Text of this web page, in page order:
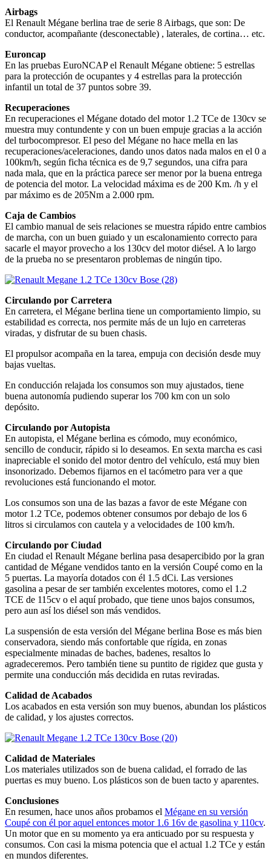
Airbags
El Renault Mégane berlina trae de serie 8 Airbags, que son: De
conductor, acompañante (desconectable) , laterales, de cortina… etc.
Euroncap
En las pruebas EuroNCAP el Renault Mégane obtiene: 5 estrellas
para la protección de ocupantes y 4 estrellas para la protección
infantil un total de 37 puntos sobre 39.
Recuperaciones
En recuperaciones el Mégane dotado del motor 1.2 TCe de 130cv se
muestra muy contundente y con un buen empuje gracias a la acción
del turbocompresor. El peso del Mégane no hace mella en las
recuperaciones/aceleraciones, dando unos datos nada malos en el 0 a
100km/h, según ficha técnica es de 9,7 segundos, una cifra para
nada mala, que en la práctica parece ser menor por la buena entrega
de potencia del motor. La velocidad máxima es de 200 Km. /h y el
par máximo es de 205Nm a 2.000 rpm.
Caja de Cambios
El cambio manual de seis relaciones se muestra rápido entre cambios
de marcha, con un buen guiado y un escalonamiento correcto para
sacarle el mayor provecho a los 130cv del motor diésel. A lo largo
de la prueba no se presentaron problemas de ningún tipo.
Circulando por Carretera
En carretera, el Mégane berlina tiene un comportamiento limpio, su
estabilidad es correcta, nos permite más de un lujo en carreteras
viradas, y disfrutar de su buen chasis.
El propulsor acompaña en la tarea, empuja con decisión desde muy
bajas vueltas.
En conducción relajada los consumos son muy ajustados, tiene
buena autonomía pudiendo superar los 700 km con un solo
depósito.
Circulando por Autopista
En autopista, el Mégane berlina es cómodo, muy económico,
sencillo de conducir, rápido si lo deseamos. En sexta marcha es casi
inapreciable el sonido del motor dentro del vehículo, está muy bien
insonorizado. Debemos fijarnos en el tacómetro para ver a que
revoluciones está funcionando el motor.
Los consumos son una de las bazas a favor de este Mégane con
motor 1.2 TCe, podemos obtener consumos por debajo de los 6
litros si circulamos con cautela y a velocidades de 100 km/h.
Circulando por Ciudad
En ciudad el Renault Mégane berlina pasa desapercibido por la gran
cantidad de Mégane vendidos tanto en la versión Coupé como en la
5 puertas. La mayoría dotados con él 1.5 dCi. Las versiones
gasolina a pesar de ser también excelentes motores, como el 1.2
TCE de 115cv o el aquí probado, que tiene unos bajos consumos,
pero aun así los diésel son más vendidos.
La suspensión de esta versión del Mégane berlina Bose es más bien
conservadora, siendo más confortable que rígida, en zonas
especialmente minadas de baches, badenes, resaltos lo
agradeceremos. Pero también tiene su puntito de rigidez que gusta y
permite una conducción más decidida en rutas reviradas.
Calidad de Acabados
Los acabados en esta versión son muy buenos, abundan los plásticos
de calidad, y los ajustes correctos.
Calidad de Materiales
Los materiales utilizados son de buena calidad, el forrado de las
puertas es muy bueno. Los plásticos son de buen tacto y aparentes.
Conclusiones
En resumen, hace unos años probamos el Mégane en su versión
Coupé con él por aquel entonces motor 1.6 16v de gasolina y 110cv.
Un motor que en su momento ya era anticuado por su respuesta y
consumos. Con casi la misma potencia que el actual 1.2 TCe y están
en mundos diferentes.